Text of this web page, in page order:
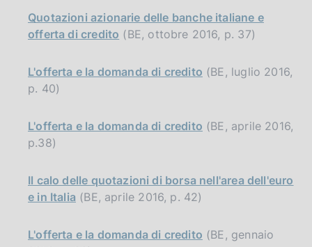
Quotazioni azionarie delle banche italiane e
offerta di credito (BE, ottobre 2016, p. 37)
L'offerta e la domanda di credito (BE, luglio 2016,
p. 40)
L'offerta e la domanda di credito (BE, aprile 2016,
p.38)
Il calo delle quotazioni di borsa nell'area dell'euro
e in Italia (BE, aprile 2016, p. 42)
L'offerta e la domanda di credito (BE, gennaio